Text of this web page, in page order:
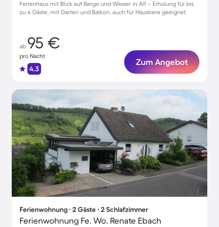
Ferienhaus mit Blick auf Berge und Wasser in Alf – Erholung für bis
zu 4 Gäste, mit Garten und Balkon, auch für Haustiere geeignet
ab 95 €
pro Nacht
4.3
Zum Angebot
Ferienwohnung ∙ 2 Gäste ∙ 2 Schlafzimmer
Ferienwohnung Fe. Wo. Renate Ebach